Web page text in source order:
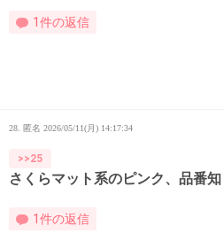
1件の返信
28. 匿名 2026/05/11(月) 14:17:34
>>25
さくらマット系のピンク、品番知
1件の返信